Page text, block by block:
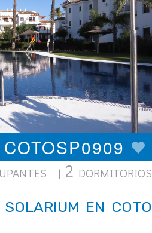
| 2 DORMITORIOS
EN COTO